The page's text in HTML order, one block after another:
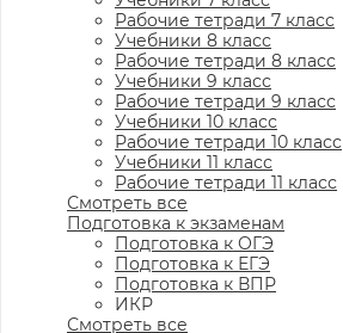
Рабочие тетради 7 класс
Учебники 8 класс
Рабочие тетради 8 класс
Учебники 9 класс
Рабочие тетради 9 класс
Учебники 10 класс
Рабочие тетради 10 класс
Учебники 11 класс
Рабочие тетради 11 класс
Смотреть все
Подготовка к экзаменам
Подготовка к ОГЭ
Подготовка к ЕГЭ
Подготовка к ВПР
ИКР
Смотреть все